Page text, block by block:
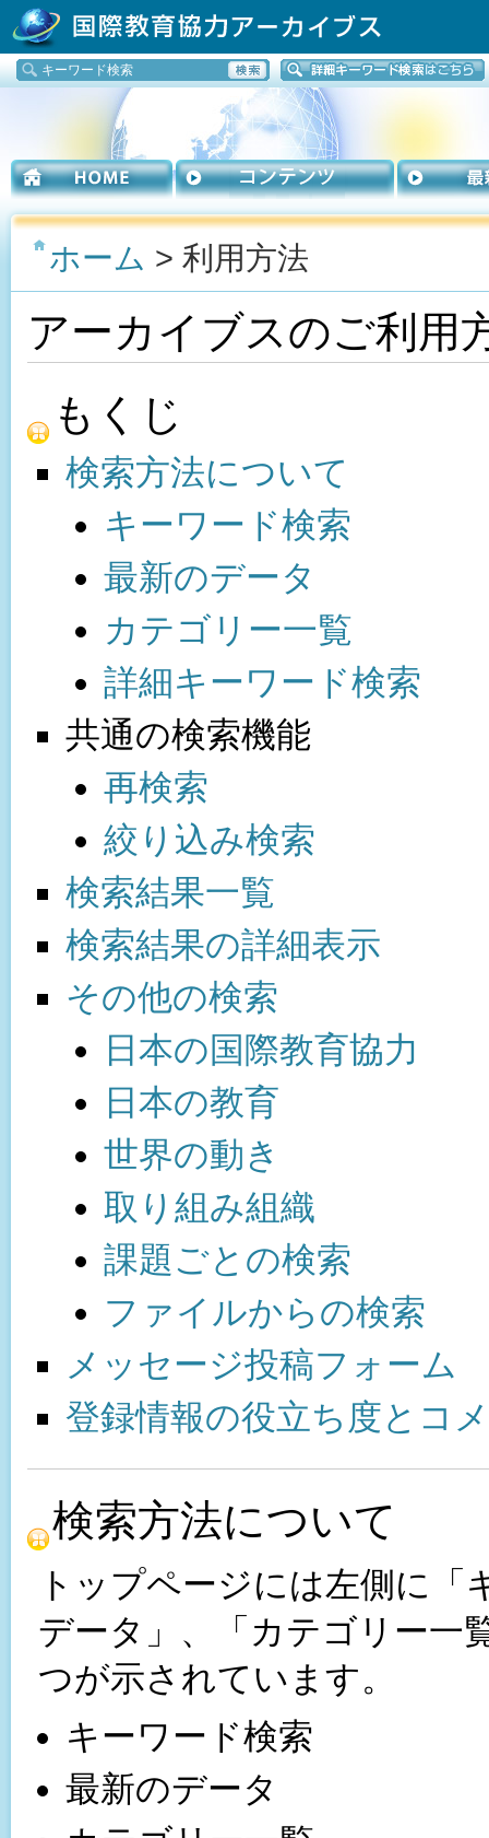
ホーム > 利用方法
アーカイブスのご利用
もくじ
検索方法について
キーワード検索
最新のデータ
カテゴリー一覧
詳細キーワード検索
共通の検索機能
再検索
絞り込み検索
検索結果一覧
検索結果の詳細表示
その他の検索
日本の国際教育協力
日本の教育
世界の動き
取り組み組織
課題ごとの検索
ファイルからの検索
メッセージ投稿フォーム
登録情報の役立ち度とコ
検索方法について
トップページには左側に「
データ」、「カテゴリー一
つが示されています。
キーワード検索
最新のデータ